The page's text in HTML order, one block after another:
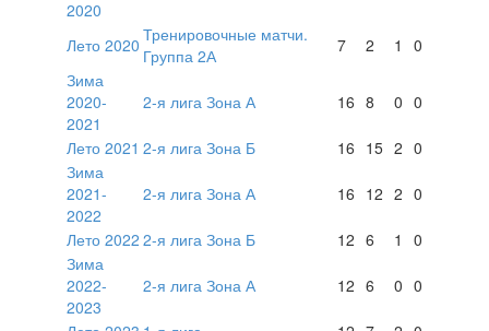
2020
Лето 2020 Тренировочные матчи.
Группа 2А
7 2 1
0
Зима
2020-
2021
2-я лига Зона А 16 8 0 0
Лето 2021 2-я лига Зона Б 16 15 2 0
Зима
2021-
2022
2-я лига Зона А 16 12 2 0
Лето 2022 2-я лига Зона Б 12 6 1
0
Зима
2022-
2023
2-я лига Зона А 12 6 0 0